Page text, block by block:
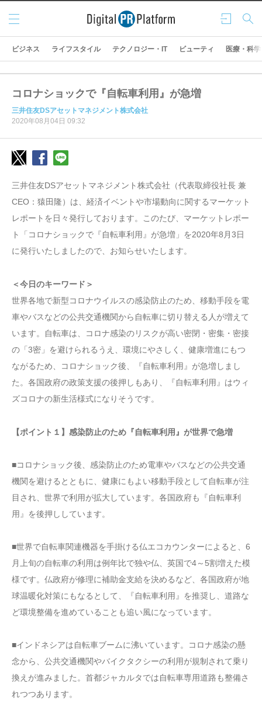
ログ
イン
検索
メニ
ュー
ビジネス ライフスタイル テクノロジー・IT ビューティ 医療・科学
コロナショックで『自転車利用』が急増
三井住友DSアセットマネジメント株式会社
2020年08月04日 09:32
三井住友DSアセットマネジメント株式会社（代表取締役社長 兼
CEO：猿田隆）は、経済イベントや市場動向に関するマーケット
レポートを日々発行しております。このたび、マーケットレポー
ト「コロナショックで『自転車利用』が急増」を2020年8月3日
に発行いたしましたので、お知らせいたします。
＜今日のキーワード＞
世界各地で新型コロナウイルスの感染防止のため、移動手段を電
車やバスなどの公共交通機関から自転車に切り替える人が増えて
います。自転車は、コロナ感染のリスクが高い密閉・密集・密接
の「3密」を避けられるうえ、環境にやさしく、健康増進にもつ
ながるため、コロナショック後、『自転車利用』が急増しまし
た。各国政府の政策支援の後押しもあり、『自転車利用』はウィ
ズコロナの新生活様式になりそうです。
【ポイント１】感染防止のため『自転車利用』が世界で急増
■コロナショック後、感染防止のため電車やバスなどの公共交通
機関を避けるとともに、健康にもよい移動手段として自転車が注
目され、世界で利用が拡大しています。各国政府も『自転車利
用』を後押ししています。
■世界で自転車関連機器を手掛ける仏エコカウンターによると、6
月上旬の自転車の利用は例年比で独や仏、英国で4～5割増えた模
様です。仏政府が修理に補助金支給を決めるなど、各国政府が地
球温暖化対策にもなるとして、『自転車利用』を推奨し、道路な
ど環境整備を進めていることも追い風になっています。
■インドネシアは自転車ブームに沸いています。コロナ感染の懸
念から、公共交通機関やバイクタクシーの利用が規制されて乗り
換えが進みました。首都ジャカルタでは自転車専用道路も整備さ
れつつあります。